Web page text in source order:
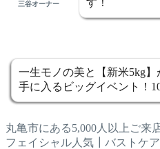
三谷オーナー
一生モノの美と【新米5kg】
手に入るビッグイベント！
丸亀市にある5,000人以上ご来
フェイシャル人気┃バストケ